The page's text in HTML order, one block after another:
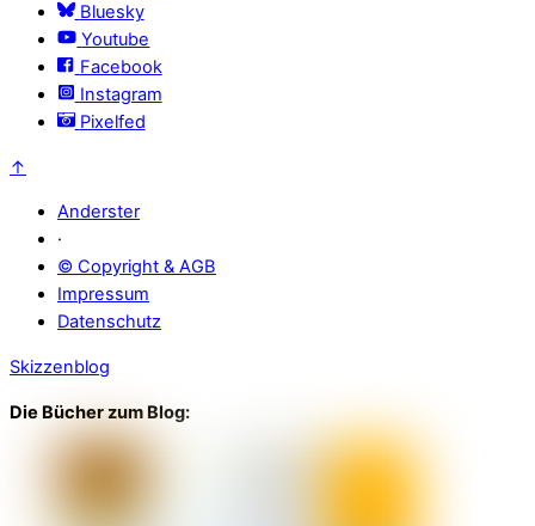
Bluesky
Youtube
Facebook
Instagram
Pixelfed
↑
Anderster
·
© Copyright & AGB
Impressum
Datenschutz
Skizzenblog
Die Bücher zum Blog: